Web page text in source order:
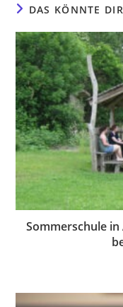
DAS KÖNNTE
Sommerschule